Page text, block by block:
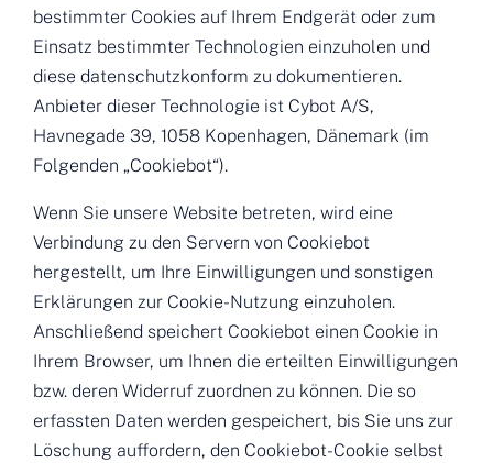
bestimmter Cookies auf Ihrem Endgerät oder zum
Einsatz bestimmter Technologien einzuholen und
diese datenschutzkonform zu dokumentieren.
Anbieter dieser Technologie ist Cybot A/S,
Havnegade 39, 1058 Kopenhagen, Dänemark (im
Folgenden „Cookiebot“).
Wenn Sie unsere Website betreten, wird eine
Verbindung zu den Servern von Cookiebot
hergestellt, um Ihre Einwilligungen und sonstigen
Erklärungen zur Cookie-Nutzung einzuholen.
Anschließend speichert Cookiebot einen Cookie in
Ihrem Browser, um Ihnen die erteilten Einwilligungen
bzw. deren Widerruf zuordnen zu können. Die so
erfassten Daten werden gespeichert, bis Sie uns zur
Löschung auffordern, den Cookiebot-Cookie selbst